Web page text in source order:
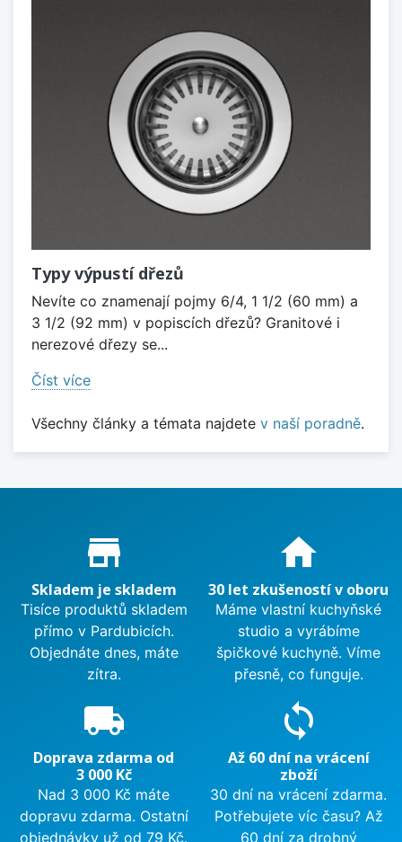
Typy výpustí dřezů
Nevíte co znamenají pojmy 6/4, 1 1/2 (60 mm) a
3 1/2 (92 mm) v popiscích dřezů? Granitové i
nerezové dřezy se...
Číst více
Všechny články a témata najdete v naší poradně.
Proč nakupovat u nás?
store_mall_directory
Skladem je skladem
Tisíce produktů skladem
přímo v Pardubicích.
Objednáte dnes, máte
zítra.
home
30 let zkušeností v oboru
Máme vlastní kuchyňské
studio a vyrábíme
špičkové kuchyně. Víme
přesně, co funguje.
local_shipping
Doprava zdarma od
3 000 Kč
Nad 3 000 Kč máte
dopravu zdarma. Ostatní
objednávky už od 79 Kč.
sync
Až 60 dní na vrácení
zboží
30 dní na vrácení zdarma.
Potřebujete víc času? Až
60 dní za drobný